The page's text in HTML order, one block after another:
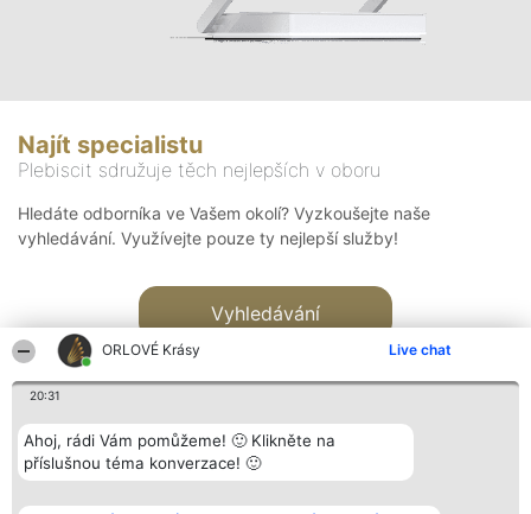
ORLOVÉ Krásy Live chat
20:31
Ahoj, rádi Vám pomůžeme! 🙂 Klikněte na
příslušnou téma konverzace! 🙂
Najít specialistu
Plebiscit sdružuje těch nejlepších v oboru
Hledáte odborníka ve Vašem okolí? Vyzkoušejte naše
vyhledávání. Využívejte pouze ty nejlepší služby!
Vyhledávání
Bright Side Solutions sp. z o. Vítězové Kontakt